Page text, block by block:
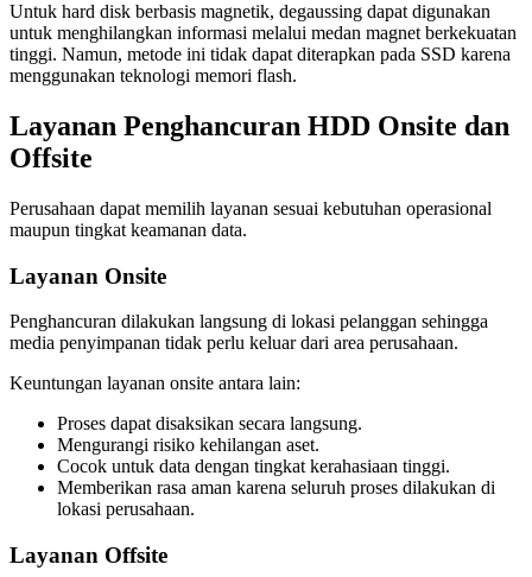
Untuk hard disk berbasis magnetik, degaussing dapat digunakan
untuk menghilangkan informasi melalui medan magnet berkekuatan
tinggi. Namun, metode ini tidak dapat diterapkan pada SSD karena
menggunakan teknologi memori flash.
Layanan Penghancuran HDD Onsite dan
Offsite
Perusahaan dapat memilih layanan sesuai kebutuhan operasional
maupun tingkat keamanan data.
Layanan Onsite
Penghancuran dilakukan langsung di lokasi pelanggan sehingga
media penyimpanan tidak perlu keluar dari area perusahaan.
Keuntungan layanan onsite antara lain:
Proses dapat disaksikan secara langsung.
Mengurangi risiko kehilangan aset.
Cocok untuk data dengan tingkat kerahasiaan tinggi.
Memberikan rasa aman karena seluruh proses dilakukan di
lokasi perusahaan.
Layanan Offsite